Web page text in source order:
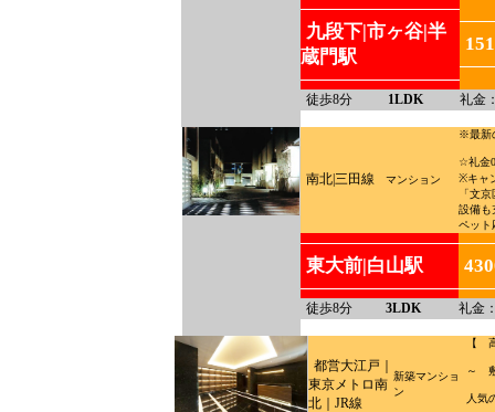
九段下|市ヶ谷|半
蔵門駅
徒歩8分 1LDK 礼金
南北|三田線 マンション
※最新
☆礼金
※キャ
「文
設備も
ペット
東大前|白山駅
徒歩8分 3LDK 礼金
都営大江戸｜
東京メトロ南
北｜JR線
新築マンショ
ン
【
～
人気